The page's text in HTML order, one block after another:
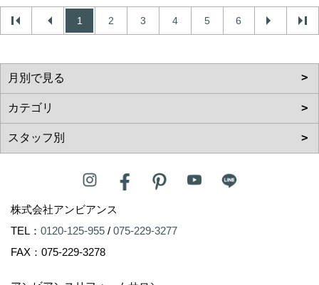
1 2 3 4 5 6
株式会社アンビアンス
TEL： 0120-125-955 / 075-229-3277
FAX：075-229-3278